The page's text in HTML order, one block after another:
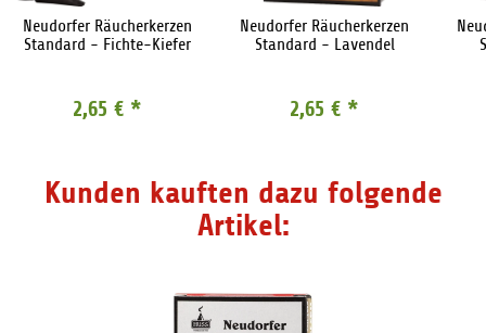
Neudorfer Räucherkerzen
Standard - Fichte-Kiefer
2,65 € *
Neudorfer Räucherkerzen
Standard - Lavendel
2,65 € *
Kunden kauften dazu folgende
Artikel: